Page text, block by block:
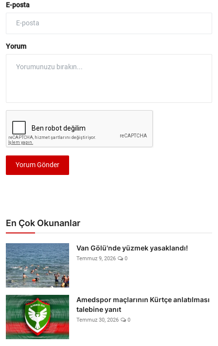
E-posta
Yorum
Yorum Gönder
En Çok Okunanlar
Van Gölü'nde yüzmek yasaklandı!
Temmuz 9, 2026 0
Amedspor maçlarının Kürtçe anlatılması
talebine yanıt
Temmuz 30, 2026 0